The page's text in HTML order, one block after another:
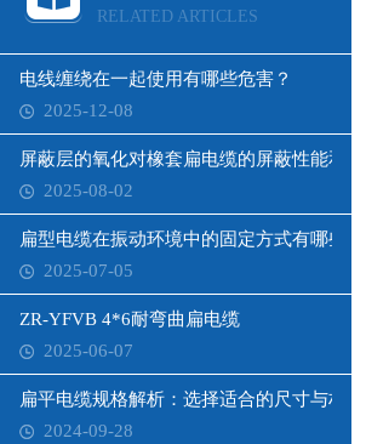
RELATED ARTICLES
电线缠绕在一起使用有哪些危害？
2025-12-08
屏蔽层的氧化对橡套扁电缆的屏蔽性能和
2025-08-02
扁型电缆在振动环境中的固定方式有哪些？
2025-07-05
ZR-YFVB 4*6耐弯曲扁电缆
2025-06-07
扁平电缆规格解析：选择适合的尺寸与材质
2024-09-28